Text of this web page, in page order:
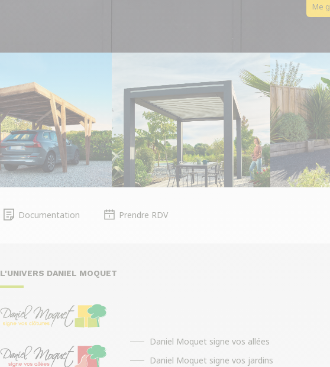
Me
Documentation Prendre RDV
L'UNIVERS DANIEL MOQUET
Daniel Moquet signe vos allées
Daniel Moquet signe vos jardins